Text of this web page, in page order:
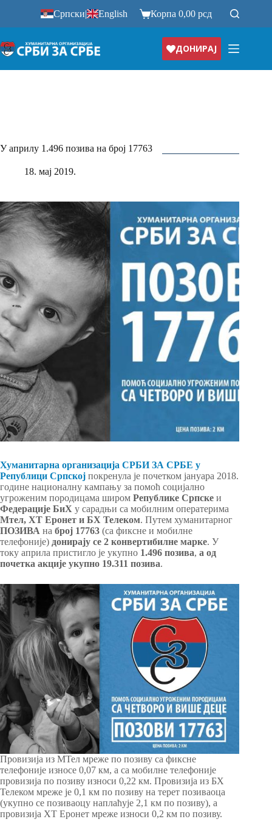
Српски| English Корпа0,00рсд
ДОНИРАЈ
У априлу 1.496 позива на број 17763
18. мај 2019.
Хуманитарна организација СРБИ ЗА СРБЕ у
Републици Српској покренула је почетком јануара 2018.
године националну кампању за помоћ социјално
угроженим породицама широм Републике Српске и
Федерације БиХ у сарадњи са мобилним оператерима
Мтел, ХТ Еронет и БХ Телеком. Путем хуманитарног
ПОЗИВА на број 17763 (са фиксне и мобилне
телефоније) донирају се 2 конвертибилне марке. У
току априла пристигло је укупно 1.496 позива, а од
почетка акције укупно 19.311 позива.
Провизија из МТел мреже по позиву са фиксне
телефоније износе 0,07 км, а са мобилне телефоније
провизија по позиву износи 0,22 км. Провизија из БХ
Телеком мреже је 0,1 км по позиву на терет позиваоца
(укупно се позиваоцу наплаћује 2,1 км по позиву), а
провизија ХТ Еронет мреже износи 0,2 км по позиву.